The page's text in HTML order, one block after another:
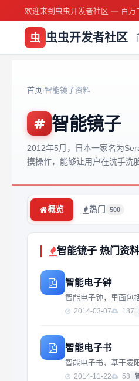
欢迎来到虫虫开发者社区 — 百万
虫 虫虫开发者社区
首页›智能镜子资料
智能镜子
2012年5月，日本一家名为
摸操作，能够让用户在洗手洗
概览 热门 500
智能镜子 热门资料
智能电子钟
智能电子钟，里面包
2014-03-07 187
智能电子书
智能电子书，基于凌
2014-11-22 58